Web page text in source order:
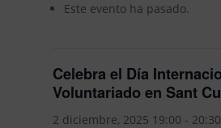
Este evento ha pasado.
Celebra el Día
Voluntariado en Sant
2 diciembre, 2025 19:00 - 20:30